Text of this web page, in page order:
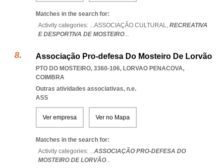
Matches in the search for:
Activity categories: ...ASSOCIAÇÃO CULTURAL, RECREATIVA
E DESPORTIVA DE MOSTEIRO...
Associação Pro-defesa Do Mosteiro De Lorvão
PTO DO MOSTEIRO, 3360-106, LORVAO PENACOVA,
COIMBRA
Outras atividades associativas, n.e.
ASS
Ver empresa Ver no Mapa
Matches in the search for:
Activity categories: ...ASSOCIAÇÃO PRO-DEFESA DO
MOSTEIRO DE LORVÃO...